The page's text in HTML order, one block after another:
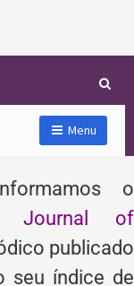
Menu
o
Journal of
publicado
seu índice de